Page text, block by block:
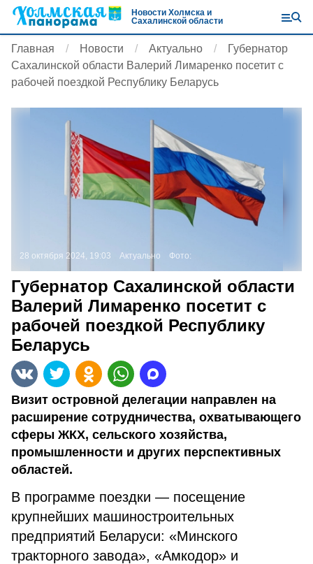
Новости Холмска и
Сахалинской области
Главная Новости Актуально
Губернатор
Сахалинской области Валерий Лимаренко посетит с
рабочей поездкой Республику Беларусь
28 октября 2024, 19:03 Актуально Фото:
Губернатор Сахалинской области
Валерий Лимаренко посетит с
рабочей поездкой Республику
Беларусь
Визит островной делегации направлен на
расширение сотрудничества, охватывающего
сферы ЖКХ, сельского хозяйства,
промышленности и других перспективных
областей.
В программе поездки — посещение
крупнейших машиностроительных
предприятий Беларуси: «Минского
тракторного завода», «Амкодор» и